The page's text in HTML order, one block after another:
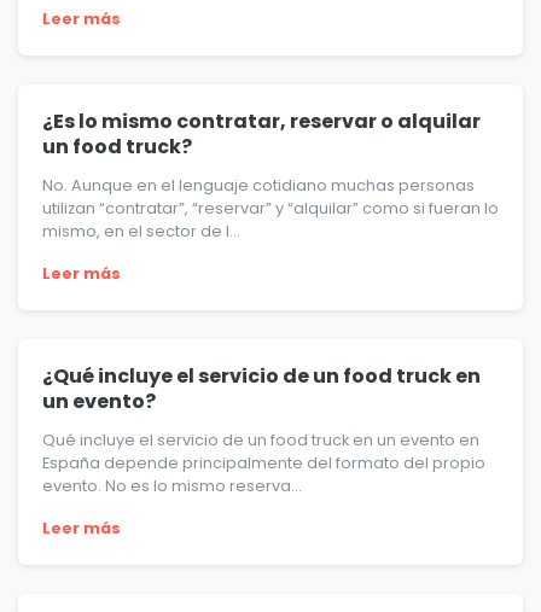
Leer más
¿Es lo mismo contratar, reservar o alquilar
un food truck?
No. Aunque en el lenguaje cotidiano muchas personas
utilizan “contratar”, “reservar” y “alquilar” como si fueran lo
mismo, en el sector de l...
Leer más
¿Qué incluye el servicio de un food truck en
un evento?
Qué incluye el servicio de un food truck en un evento en
España depende principalmente del formato del propio
evento. No es lo mismo reserva...
Leer más